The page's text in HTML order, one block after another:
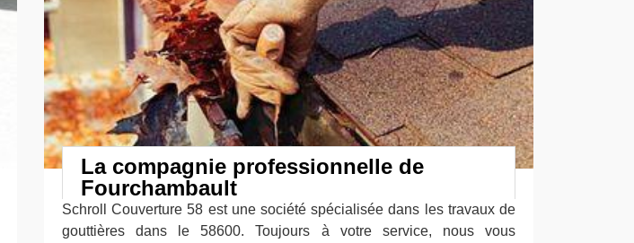
La compagnie professionnelle de
Fourchambault
Schroll Couverture 58 est une société spécialisée dans les travaux de
gouttières dans le 58600. Toujours à votre service, nous vous